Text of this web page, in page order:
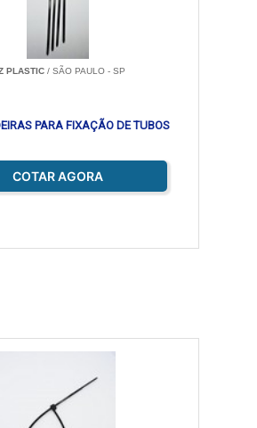
PLASTIC/ SÃO PAULO - SP
PARA FIXAÇÃO DE TUBOS
COTAR AGORA